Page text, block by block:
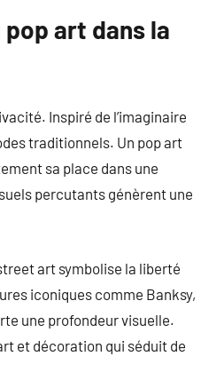
pop art dans la
Inspiré de l’imaginaire
traditionnels. Un pop art
sa place dans une
percutants génèrent une
art symbolise la liberté
iconiques comme Banksy,
une profondeur visuelle.
et décoration qui séduit de